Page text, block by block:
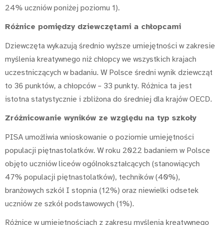
24% uczniów poniżej poziomu 1).
Różnice pomiędzy dziewczętami a chłopcami
Dziewczęta wykazują średnio wyższe umiejętności w zakresie
myślenia kreatywnego niż chłopcy we wszystkich krajach
uczestniczących w badaniu. W Polsce średni wynik dziewcząt
to 36 punktów, a chłopców – 33 punkty. Różnica ta jest
istotna statystycznie i zbliżona do średniej dla krajów OECD.
Zróżnicowanie wyników ze względu na typ szkoły
PISA umożliwia wnioskowanie o poziomie umiejętności
populacji piętnastolatków. W roku 2022 badaniem w Polsce
objęto uczniów liceów ogólnokształcących (stanowiących
47% populacji piętnastolatków), techników (40%),
branżowych szkół I stopnia (12%) oraz niewielki odsetek
uczniów ze szkół podstawowych (1%).
Różnice w umiejętnościach z zakresu myślenia kreatywnego